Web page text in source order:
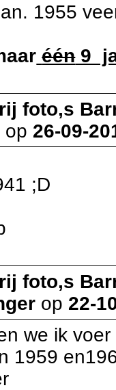
1955
één9
foto,s
op 26-09-
;D
foto,s
op 22-
we ik
1959